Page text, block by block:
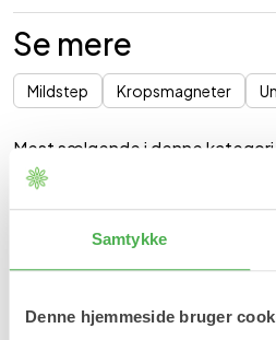
Samtykke
Denne hjemmeside bruger
Se mere
Mildstep Kropsmagneter
Mest sælgende i denne kategori